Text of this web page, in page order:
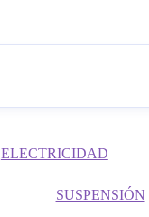
ELECTRICIDAD
SUSPENSIÓN